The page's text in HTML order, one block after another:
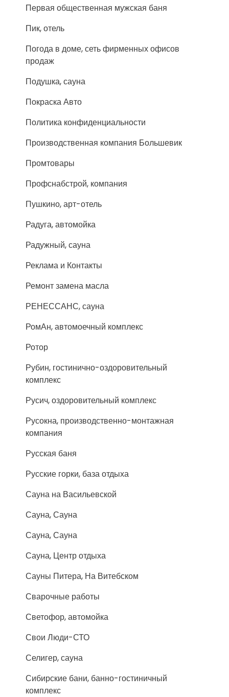
Первая общественная мужская баня
Пик, отель
Погода в доме, сеть фирменных офисов
продаж
Подушка, сауна
Покраска Авто
Политика конфиденциальности
Производственная компания Большевик
Промтовары
Профснабстрой, компания
Пушкино, арт-отель
Радуга, автомойка
Радужный, сауна
Реклама и Контакты
Ремонт замена масла
РЕНЕССАНС, сауна
РомАн, автомоечный комплекс
Ротор
Рубин, гостинично-оздоровительный
комплекс
Русич, оздоровительный комплекс
Русокна, производственно-монтажная
компания
Русская баня
Русские горки, база отдыха
Сауна на Васильевской
Сауна, Сауна
Сауна, Сауна
Сауна, Центр отдыха
Сауны Питера, На Витебском
Сварочные работы
Светофор, автомойка
Свои Люди-СТО
Селигер, сауна
Сибирские бани, банно-гостиничный
комплекс